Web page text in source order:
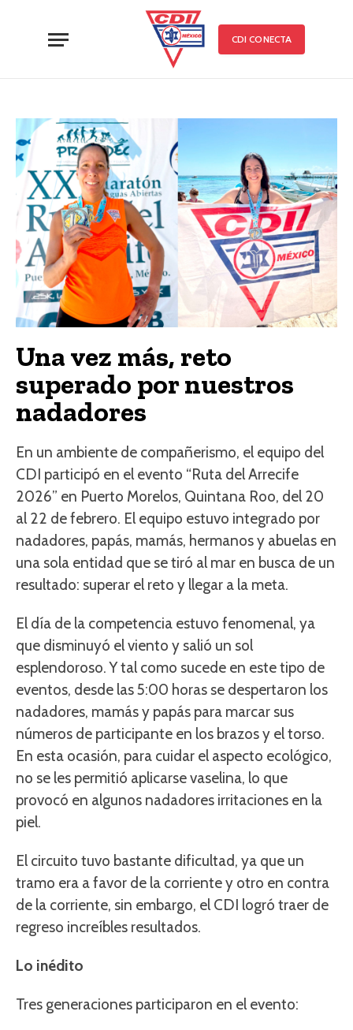
CDI CONECTA
Una vez más, reto
superado por nuestros
nadadores
En un ambiente de compañerismo, el equipo del
CDI participó en el evento “Ruta del Arrecife
2026” en Puerto Morelos, Quintana Roo, del 20
al 22 de febrero. El equipo estuvo integrado por
nadadores, papás, mamás, hermanos y abuelas en
una sola entidad que se tiró al mar en busca de un
resultado: superar el reto y llegar a la meta.
El día de la competencia estuvo fenomenal, ya
que disminuyó el viento y salió un sol
esplendoroso. Y tal como sucede en este tipo de
eventos, desde las 5:00 horas se despertaron los
nadadores, mamás y papás para marcar sus
números de participante en los brazos y el torso.
En esta ocasión, para cuidar el aspecto ecológico,
no se les permitió aplicarse vaselina, lo que
provocó en algunos nadadores irritaciones en la
piel.
El circuito tuvo bastante dificultad, ya que un
tramo era a favor de la corriente y otro en contra
de la corriente, sin embargo, el CDI logró traer de
regreso increíbles resultados.
Lo inédito
Tres generaciones participaron en el evento: